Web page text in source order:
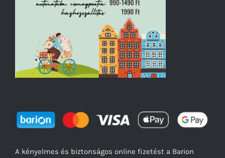
A kényelmes és biztonságos online fizetést a Barion